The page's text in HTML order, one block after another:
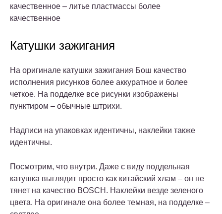
качественное – литье пластмассы более
качественное
Катушки зажигания
На оригинале катушки зажигания Бош качество
исполнения рисунков более аккуратное и более
четкое. На подделке все рисунки изображены
пунктиром – обычные штрихи.
Надписи на упаковках идентичны, наклейки также
идентичны.
Посмотрим, что внутри. Даже с виду поддельная
катушка выглядит просто как китайский хлам – он не
тянет на качество BOSCH. Наклейки везде зеленого
цвета. На оригинале она более темная, на подделке –